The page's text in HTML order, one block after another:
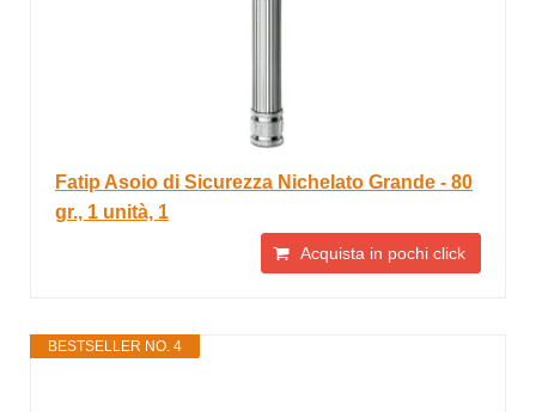
Fatip Asoio di Sicurezza Nichelato Grande - 80
gr., 1 unità, 1
Acquista in pochi click
BESTSELLER NO. 4